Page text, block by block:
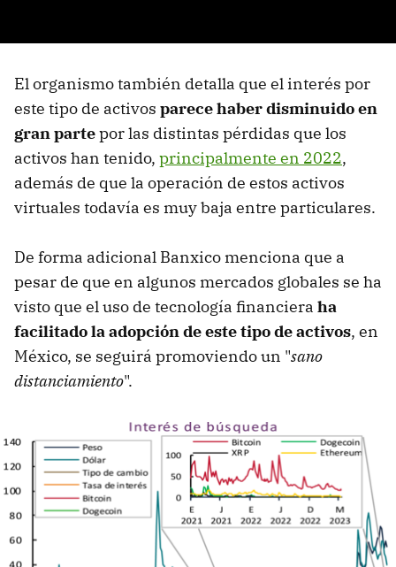
El organismo también detalla que el interés por
este tipo de activos parece haber disminuido en
gran partepor las distintas pérdidas que los
activos han tenido, principalmente en 2022,
además de que la operación de estos activos
virtuales todavía es muy baja entre particulares.
De forma adicional Banxico menciona que a
pesar de que en algunos mercados globales se ha
visto que el uso de tecnología financiera ha
facilitado la adopción de este tipo de activos, en
México, se seguirá promoviendo un "sano
distanciamiento".